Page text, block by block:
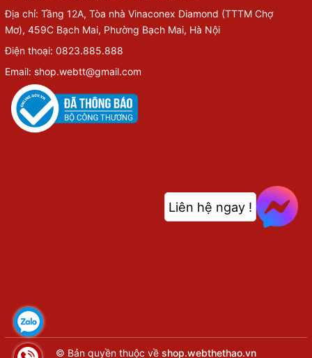
Địa chỉ: Tầng 12A, Tòa nhà Vinaconex Diamond (TTTM Chợ
Mơ), 459C Bạch Mai, Phường Bạch Mai, Hà Nội
Điện thoại: 0823.885.888
Email: shop.webtt@gmail.com
© Bản quyền thuộc về shop.webthethao.vn
Liên hệ ngay !